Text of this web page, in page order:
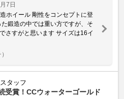
7日
ホイール 剛性をコンセプトに登
鍛造の中では重い方ですが、そ
さすがと思います サイズは16イ
タッフ
受賞！CCウォーターゴールド